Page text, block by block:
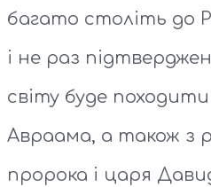
багато століть до
і не раз
світу буде
Авраама, а також з
пророка і царя